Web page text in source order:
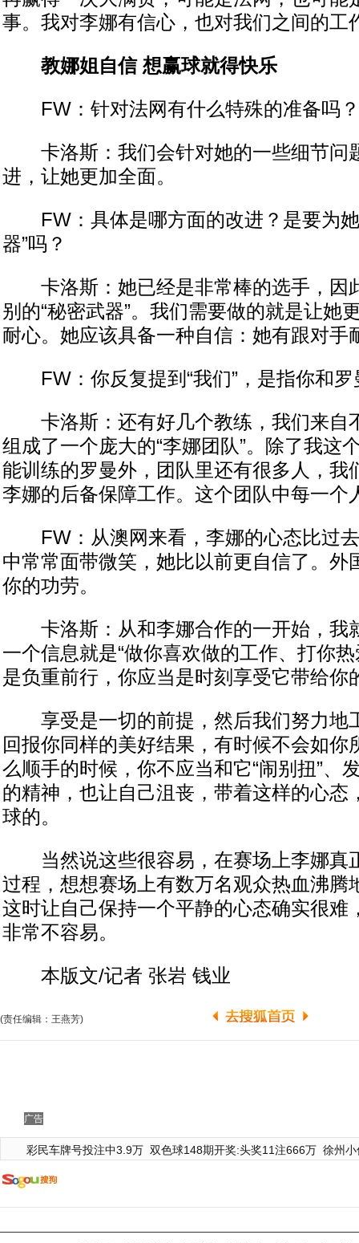
事。我对李娜有信心，也对我们之间的工
教娜姐自信 想赢球就得快乐
FW：针对法网有什么特殊的准备吗？
卡洛斯：我们会针对她的一些细节问
进，让她更加全面。
FW：具体是哪方面的改进？是要为她
器”吗？
卡洛斯：她已经是非常棒的选手，因
别的“秘密武器”。我们需要做的就是让她
耐心。她应该具备一种自信：她有跟对手
FW：你反复提到“我们”，是指你和罗
卡洛斯：还有好几个教练，我们来自
组成了一个庞大的“李娜团队”。除了我这
能训练的罗曼外，团队里还有很多人，我
李娜的后备保障工作。这个团队中每一个
FW：从澳网来看，李娜的心态比过去
中常常面带微笑，她比以前更自信了。外
你的功劳。
卡洛斯：从和李娜合作的一开始，我
一个信息就是“做你喜欢做的工作、打你
是负重前行，你应当是时刻享受它带给你
享受是一切的前提，然后我们努力地
回报你同样的美好结果，有时候不会如你
么顺手的时候，你不应当和它“闹别扭”、
的精神，也让自己沮丧，带着这样的心态
球的。
当然说这些很容易，在赛场上李娜真
过程，想想赛场上有数万名观众热血沸腾
这时让自己保持一个平静的心态确实很难
非常不容易。
本版文/记者 张岩 钱业
(责任编辑：王燕芳)
广告
彩民车牌号投注中3.9万 双色球148期开奖:头奖11注666万 徐州